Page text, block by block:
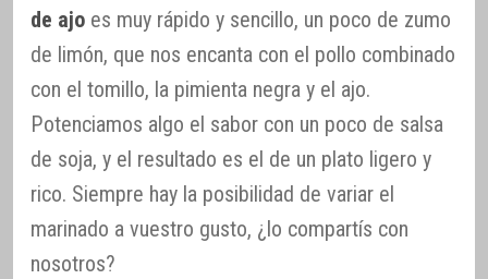
de ajo es muy rápido y sencillo, un poco de zumo
de limón, que nos encanta con el pollo combinado
con el tomillo, la pimienta negra y el ajo.
Potenciamos algo el sabor con un poco de salsa
de soja, y el resultado es el de un plato ligero y
rico. Siempre hay la posibilidad de variar el
marinado a vuestro gusto, ¿lo compartís con
nosotros?